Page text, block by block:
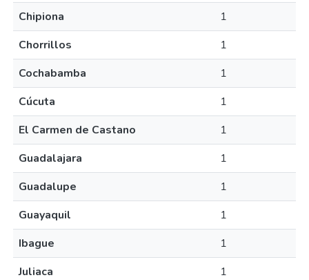
Chipiona
1
Chorrillos
1
Cochabamba
1
Cúcuta
1
El Carmen de Castano
1
Guadalajara
1
Guadalupe
1
Guayaquil
1
Ibague
1
Juliaca
1